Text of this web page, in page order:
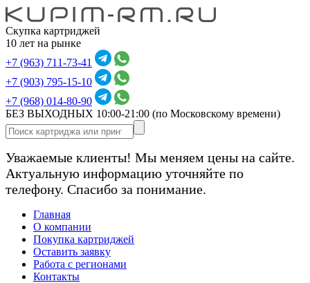
Скупка картриджей
10 лет на рынке
+7 (963) 711-73-41
+7 (903) 795-15-10
+7 (968) 014-80-90
БЕЗ ВЫХОДНЫХ 10:00-21:00 (по Московскому времени)
Уважаемые клиенты! Мы меняем цены на сайте.
Актуальную информацию уточняйте по
телефону. Спасибо за понимание.
Главная
О компании
Покупка картриджей
Оставить заявку
Работа с регионами
Контакты